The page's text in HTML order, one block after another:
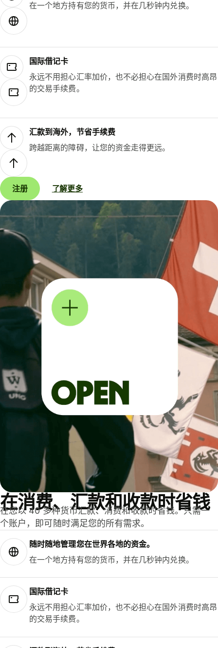
在一个地方持有您的货币，并在几秒钟内兑换。
国际借记卡
永远不用担心汇率加价，也不必担心在国外消费时高昂
的交易手续费。
汇款到海外，节省手续费
跨越距离的障碍，让您的资金走得更远。
注册 了解更多
在消费、汇款和收款时省钱
在您以 40 多种货币汇款、消费和收款时省钱。只需一
个账户，即可随时满足您的所有需求。
随时随地管理您在世界各地的资金。
在一个地方持有您的货币，并在几秒钟内兑换。
国际借记卡
永远不用担心汇率加价，也不必担心在国外消费时高昂
的交易手续费。